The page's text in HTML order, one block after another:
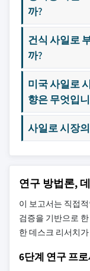
까?
건식 사일로
까?
미국 사일로
향은 무엇입
사일로 시장
연구 방법론,
이 보고서는 직접
검증을 기반으로
한 데스크 리서치
6단계 연구 프